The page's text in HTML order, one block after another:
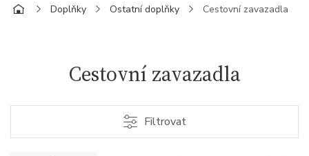
Doplňky Ostatní doplňky Cestovní zavazadla
Cestovní zavazadla
Filtrovat